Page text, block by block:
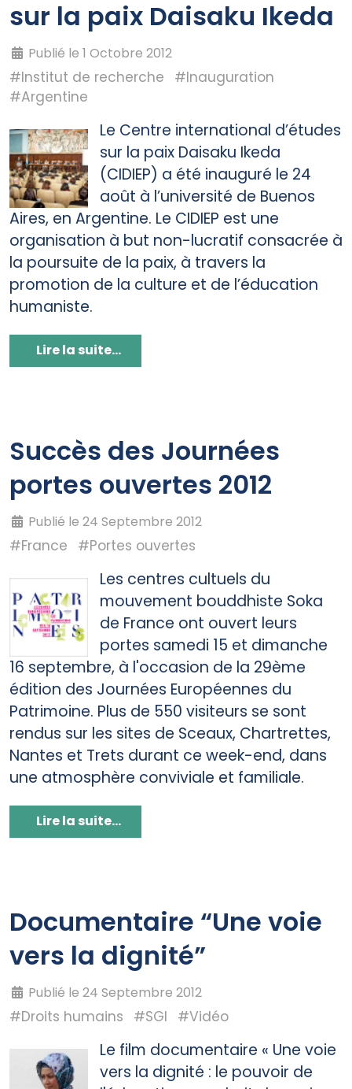
sur la paix Daisaku Ikeda
Publié le 1 Octobre 2012
#Institut de recherche
#Inauguration
#Argentine
Le Centre international d’études
sur la paix Daisaku Ikeda
(CIDIEP) a été inauguré le 24
août à l’université de Buenos
Aires, en Argentine. Le CIDIEP est une
organisation à but non-lucratif consacrée à
la poursuite de la paix, à travers la
promotion de la culture et de l’éducation
humaniste.
Lire la suite...
Succès des Journées
portes ouvertes 2012
Publié le 24 Septembre 2012
#France #Portes ouvertes
Les centres cultuels du
mouvement bouddhiste Soka
de France ont ouvert leurs
portes samedi 15 et dimanche
16 septembre, à l'occasion de la 29ème
édition des Journées Européennes du
Patrimoine. Plus de 550 visiteurs se sont
rendus sur les sites de Sceaux, Chartrettes,
Nantes et Trets durant ce week-end, dans
une atmosphère conviviale et familiale.
Lire la suite...
Documentaire “Une voie
vers la dignité”
Publié le 24 Septembre 2012
#Droits humains #SGI #Vidéo
Le film documentaire « Une voie
vers la dignité : le pouvoir de